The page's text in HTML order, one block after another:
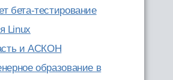
бета-тестирование
Linux
и АСКОН
образование в